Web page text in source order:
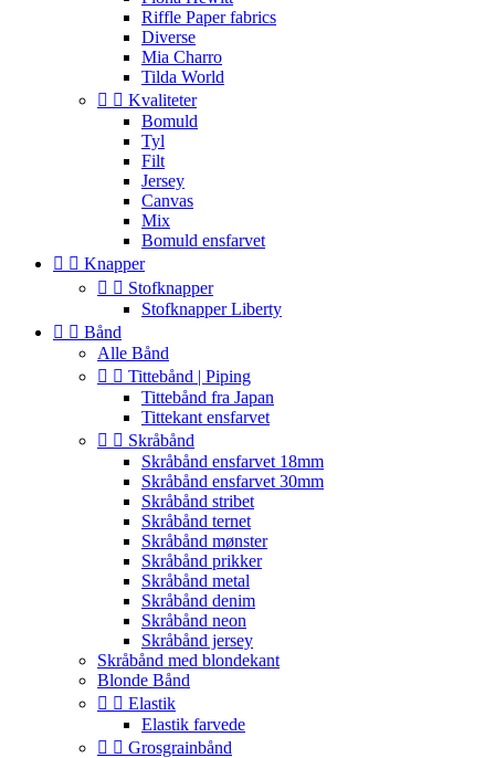
Riffle Paper fabrics
Diverse
Mia Charro
Tilda World
  Kvaliteter
Bomuld
Tyl
Filt
Jersey
Canvas
Mix
Bomuld ensfarvet
  Knapper
  Stofknapper
Stofknapper Liberty
  Bånd
Alle Bånd
  Tittebånd | Piping
Tittebånd fra Japan
Tittekant ensfarvet
  Skråbånd
Skråbånd ensfarvet 18mm
Skråbånd ensfarvet 30mm
Skråbånd stribet
Skråbånd ternet
Skråbånd mønster
Skråbånd prikker
Skråbånd metal
Skråbånd denim
Skråbånd neon
Skråbånd jersey
Skråbånd med blondekant
Blonde Bånd
  Elastik
Elastik farvede
  Grosgrainbånd